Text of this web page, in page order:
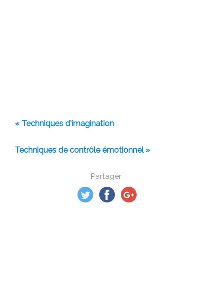
Partager:
« Techniques d'imagination
Techniques de contrôle émotionnel »